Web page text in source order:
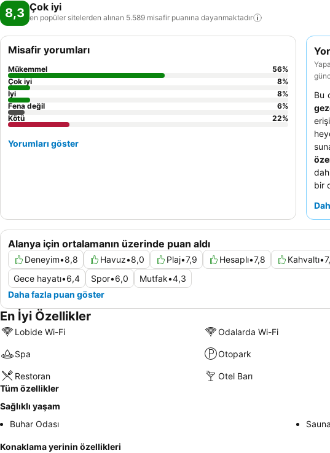
8,3 Çok iyi
en popüler sitelerden alınan 5.589 misafir puanına dayanmaktadır
Bu
bir
Alanya için ortalamanın üzerinde puan aldı
Deneyim•8,8 Havuz•8,0 Plaj•7,9 Hesaplı•7,8 Kahvaltı•
Gece hayatı•6,4 Spor•6,0 Mutfak•4,3
Daha fazla puan göster
Misafir yorumları
Mükemmel 56%
Çok iyi
8%
İyi
8%
Fena değil
6%
Kötü
22%
Yorumları göster
En İyi Özellikler
Lobide Wi-Fi Odalarda Wi-Fi
Spa Otopark
Restoran
Otel Barı
Tüm özellikler
Sağlıklı yaşam
Buhar Odası
Sauna
Konaklama yerinin özellikleri